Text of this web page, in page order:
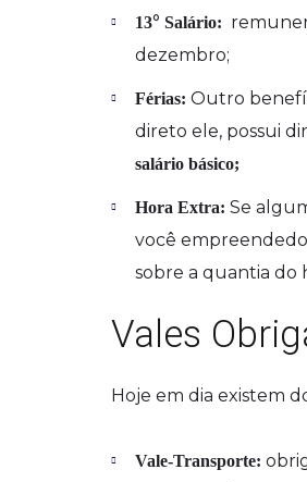
13° Salário:
dezembro;
Férias: Outro
direto ele, possui
salário básico;
Hora Extra: Se
você
sobre a quantia do
Vales
Hoje em dia existem
Vale-Transporte: